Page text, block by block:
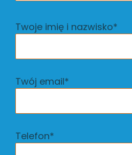
Twoje imię i nazwisko*
Twój email*
Telefon*